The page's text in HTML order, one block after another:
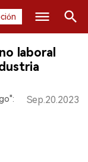
Buscar
laboral
Sep.20.2023